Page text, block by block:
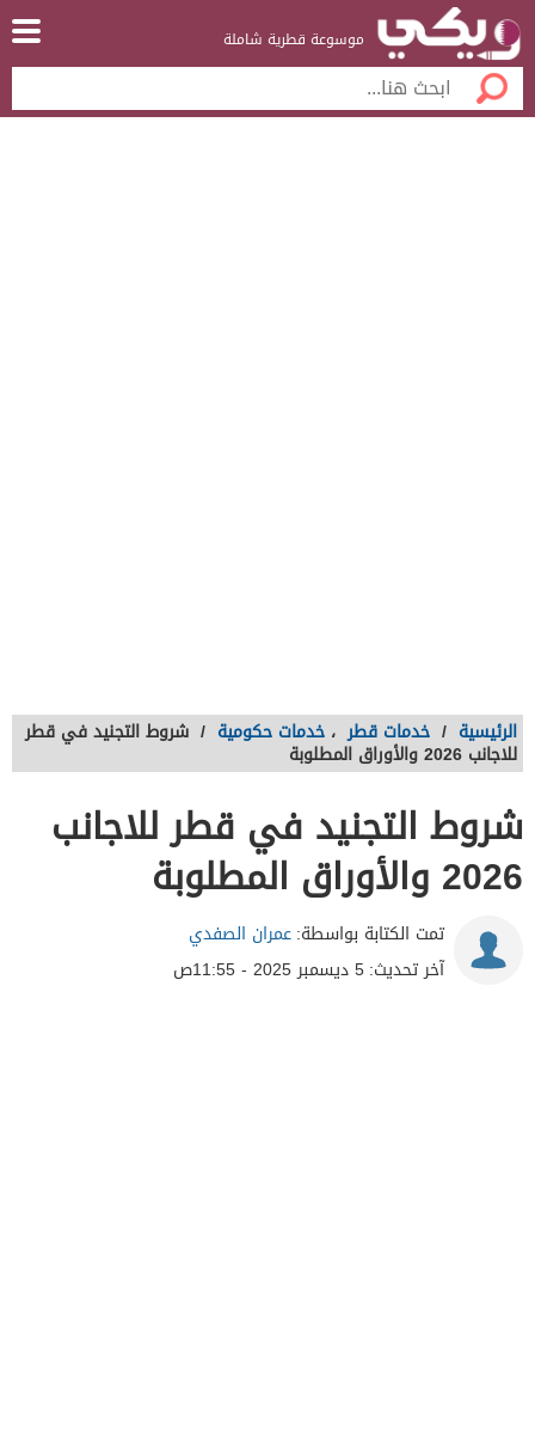
موسوعة قطرية شاملة
الرئيسية / خدمات قطر ، خدمات حكومية / شروط التجنيد في قطر
للاجانب 2026 والأوراق المطلوبة
شروط التجنيد في قطر للاجانب
2026 والأوراق المطلوبة
تمت الكتابة بواسطة:عمران الصفدي
آخر تحديث:5 ديسمبر 2025 - 11:55ص